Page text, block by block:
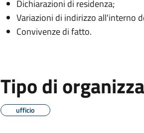
Dichiarazioni di residenza;
Variazioni di indirizzo all'interno
Convivenze di fatto.
Tipo di
ufficio